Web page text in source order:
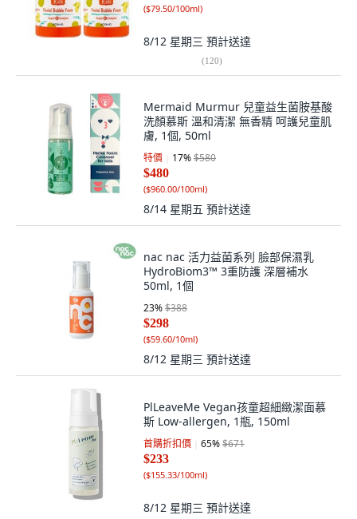
($79.50/100ml)
8/12 星期三 預計送達
(120)
Mermaid Murmur 兒童益生菌胺基酸
洗顏慕斯 溫和清潔 無香精 呵護兒童肌
膚, 1個, 50ml
特價 17%$580
$480
($960.00/100ml)
8/14 星期五 預計送達
nac nac 活力益菌系列 臉部保濕乳
HydroBiom3™ 3重防護 深層補水
50ml, 1個
23%$388
$298
($59.60/10ml)
8/12 星期三 預計送達
PlLeaveMe Vegan孩童超細緻潔面慕
斯 Low-allergen, 1瓶, 150ml
首購折扣價 65%$671
$233
($155.33/100ml)
8/12 星期三 預計送達